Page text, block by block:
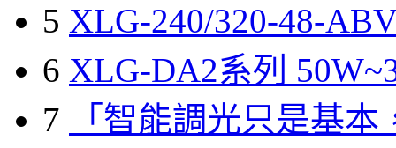
5 XLG-240/320-48-
6 XLG-DA2系列
7
「智能調光只是基本